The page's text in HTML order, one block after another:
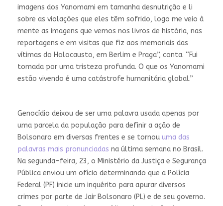
imagens dos Yanomami em tamanha desnutrição e li
sobre as violações que eles têm sofrido, logo me veio à
mente as imagens que vemos nos livros de história, nas
reportagens e em visitas que fiz aos memoriais das
vítimas do Holocausto, em Berlim e Praga”, conta. “Fui
tomada por uma tristeza profunda. O que os Yanomami
estão vivendo é uma catástrofe humanitária global.”
Genocídio deixou de ser uma palavra usada apenas por
uma parcela da população para definir a ação de
Bolsonaro em diversas frentes e se tornou uma das
palavras mais pronunciadas na última semana no Brasil.
Na segunda-feira, 23, o Ministério da Justiça e Segurança
Pública enviou um ofício determinando que a Polícia
Federal (PF) inicie um inquérito para apurar diversos
crimes por parte de Jair Bolsonaro (PL) e de seu governo.